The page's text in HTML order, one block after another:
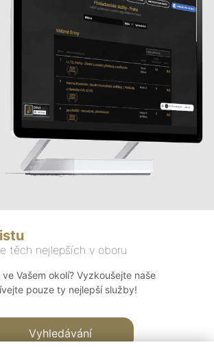
těch nejlepších v oboru
Vašem okolí? Vyzkoušejte naše
pouze ty nejlepší služby!
Vyhledávání